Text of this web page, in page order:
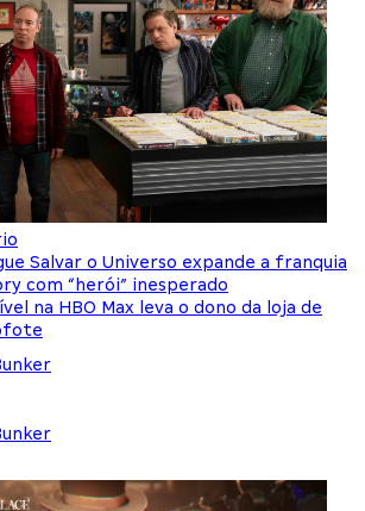
Salvar o Universo expande a franquia
com “herói” inesperado
na HBO Max leva o dono da loja de